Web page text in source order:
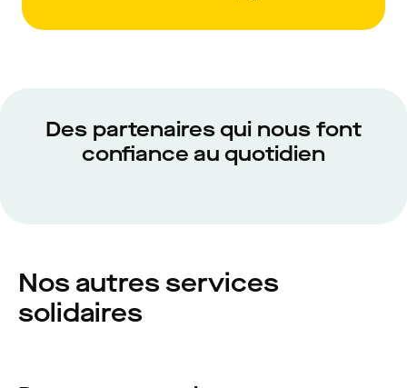
Des partenaires qui nous font
confiance au quotidien
Nos autres services
solidaires